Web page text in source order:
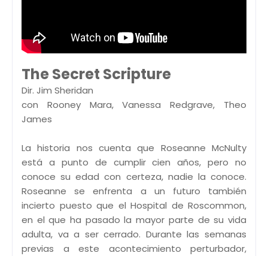
The Secret Scripture
Dir. Jim Sheridan
con Rooney Mara, Vanessa Redgrave, Theo
James
La historia nos cuenta que Roseanne McNulty
está a punto de cumplir cien años, pero no
conoce su edad con certeza, nadie la conoce.
Roseanne se enfrenta a un futuro también
incierto puesto que el Hospital de Roscommon,
en el que ha pasado la mayor parte de su vida
adulta, va a ser cerrado. Durante las semanas
previas a este acontecimiento perturbador,